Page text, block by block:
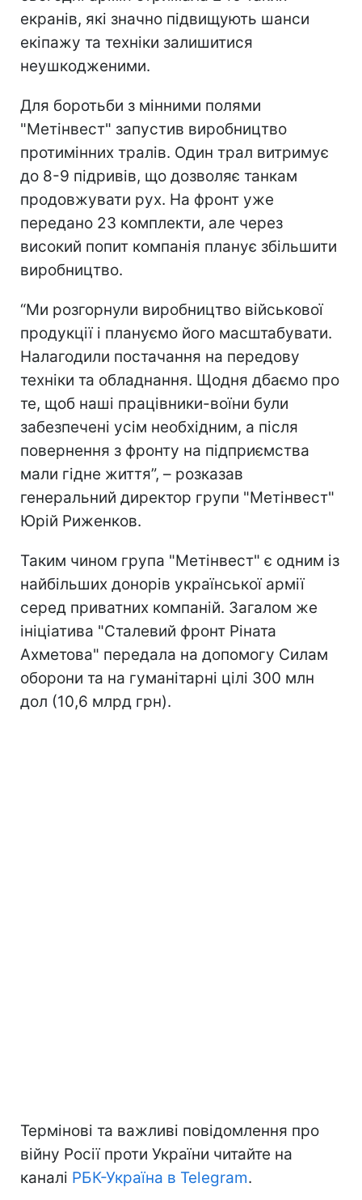
екранів, які значно підвищують шанси
екіпажу та техніки залишитися
неушкодженими.
Для боротьби з мінними полями
"Метінвест" запустив виробництво
протимінних тралів. Один трал витримує
до 8-9 підривів, що дозволяє танкам
продовжувати рух. На фронт уже
передано 23 комплекти, але через
високий попит компанія планує збільшити
виробництво.
“Ми розгорнули виробництво військової
продукції і плануємо його масштабувати.
Налагодили постачання на передову
техніки та обладнання. Щодня дбаємо про
те, щоб наші працівники-воїни були
забезпечені усім необхідним, а після
повернення з фронту на підприємства
мали гідне життя”, – розказав
генеральний директор групи "Метінвест"
Юрій Риженков.
Таким чином група "Метінвест" є одним із
найбільших донорів української армії
серед приватних компаній. Загалом же
ініціатива "Сталевий фронт Ріната
Ахметова" передала на допомогу Силам
оборони та на гуманітарні цілі 300 млн
дол (10,6 млрд грн).
Термінові та важливі повідомлення про
війну Росії проти України читайте на
каналі РБК-Україна в Telegram.